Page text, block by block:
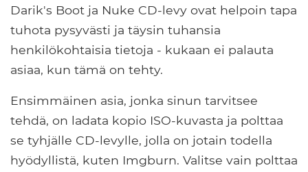
Darik's Boot ja Nuke CD-levy ovat helpoin tapa
tuhota pysyvästi ja täysin tuhansia
henkilökohtaisia ​​tietoja - kukaan ei palauta
asiaa, kun tämä on tehty.
Ensimmäinen asia, jonka sinun tarvitsee
tehdä, on ladata kopio ISO-kuvasta ja polttaa
se tyhjälle CD-levylle, jolla on jotain todella
hyödyllistä, kuten Imgburn. Valitse vain polttaa